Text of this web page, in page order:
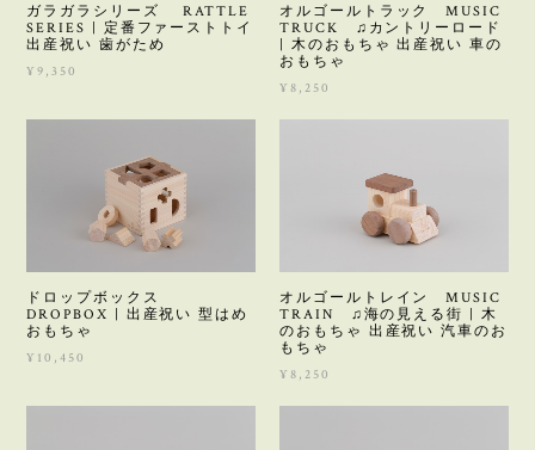
ガラガラシリーズ RATTLE
SERIES | 定番ファーストトイ
出産祝い 歯がため
¥9,350
オルゴールトラック MUSIC
TRUCK ♫カントリーロード
| 木のおもちゃ 出産祝い 車の
おもちゃ
¥8,250
ドロップボックス
DROPBOX | 出産祝い 型はめ
おもちゃ
¥10,450
オルゴールトレイン MUSIC
TRAIN ♫海の見える街 | 木
のおもちゃ 出産祝い 汽車のお
もちゃ
¥8,250